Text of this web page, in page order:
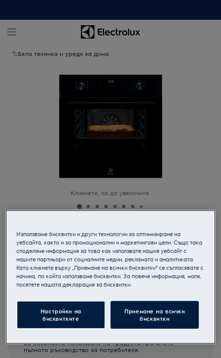
Бяла техника и уреди за дома
Кликнете, за да увеличите.
LOFGF00BK
Мултифункционална фурна
Продуктов информационен лист
Инструкциите за безопасност и предупрежденията за
безопасност съгласно регламент на ЕС 2023/988 са
За безопасно използване на продукта прочетете
пълното ръководство за потребителя.
Използваме бисквитки и други технологии за оптимизиране на
уебсайта, както и за промоционални и маркетингови цели. Също така
споделяме информация за това как използвате нашия уебсайт с
нашите партньори от социалните медии, рекламата и аналитиката.
Като кликнете върху „Приемане на всички бисквитки“ се съгласявате с
начина, по който използваме бисквитки. За повече информация, моля,
посетете нашата декларация за бисквитки.
Настройки на
бисквитките
Приемане на всички
бисквитки